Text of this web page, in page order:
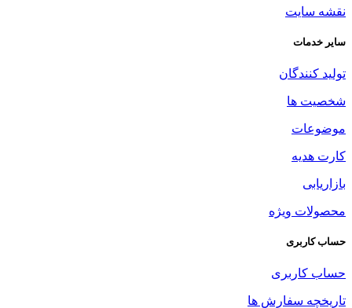
نقشه سایت
سایر خدمات
تولید کنندگان
شخصیت ها
موضوعات
کارت هدیه
بازاریابی
محصولات ویژه
حساب کاربری
حساب کاربری
تاریخچه سفارش ها